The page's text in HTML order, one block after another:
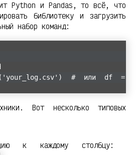
Python и Pandas, то всё, что
библиотеку и загрузить
набор команд:
# или df =
Вот несколько типовых
к каждому столбцу: